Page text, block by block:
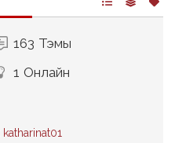
163 Тэмы
1 Онлайн
katharinat01